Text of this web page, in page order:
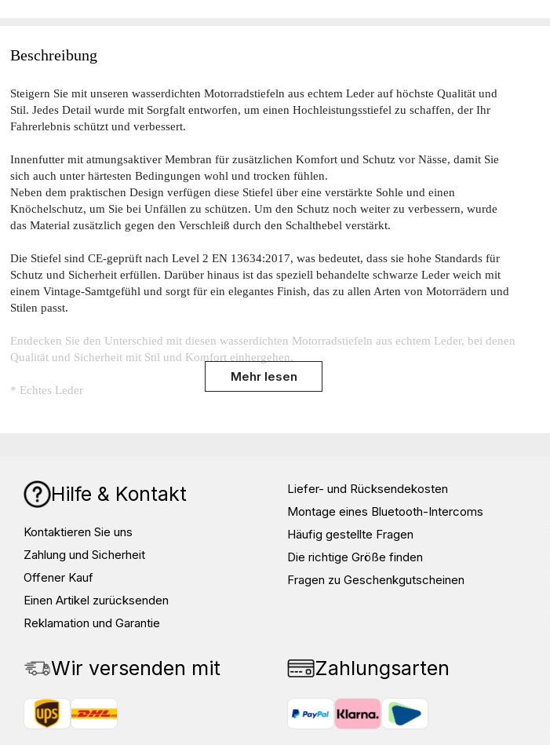
Beschreibung
Steigern Sie mit unseren wasserdichten Motorradstiefeln aus echtem Leder auf höchste Qualität und
Stil. Jedes Detail wurde mit Sorgfalt entworfen, um einen Hochleistungsstiefel zu schaffen, der Ihr
Fahrerlebnis schützt und verbessert.
Innenfutter mit atmungsaktiver Membran für zusätzlichen Komfort und Schutz vor Nässe, damit Sie
sich auch unter härtesten Bedingungen wohl und trocken fühlen.
Neben dem praktischen Design verfügen diese Stiefel über eine verstärkte Sohle und einen
Knöchelschutz, um Sie bei Unfällen zu schützen. Um den Schutz noch weiter zu verbessern, wurde
das Material zusätzlich gegen den Verschleiß durch den Schalthebel verstärkt.
Die Stiefel sind CE-geprüft nach Level 2 EN 13634:2017, was bedeutet, dass sie hohe Standards für
Schutz und Sicherheit erfüllen. Darüber hinaus ist das speziell behandelte schwarze Leder weich mit
einem Vintage-Samtgefühl und sorgt für ein elegantes Finish, das zu allen Arten von Motorrädern und
Stilen passt.
Entdecken Sie den Unterschied mit diesen wasserdichten Motorradstiefeln aus echtem Leder, bei denen
Qualität und Sicherheit mit Stil und Komfort einhergehen.
​* Echtes Leder
* Verstärkter Knöchelschutz
* Verstärkt gegen Verschleiß durch den Schalthebel.
Mehr lesen
Hilfe & Kontakt
Kontaktieren Sie uns
Zahlung und Sicherheit
Offener Kauf
Einen Artikel zurücksenden
Reklamation und Garantie
Liefer- und Rücksendekosten
Montage eines Bluetooth-Intercoms
Häufig gestellte Fragen
Die richtige Größe finden
Fragen zu Geschenkgutscheinen
Wir versenden mit Zahlungsarten